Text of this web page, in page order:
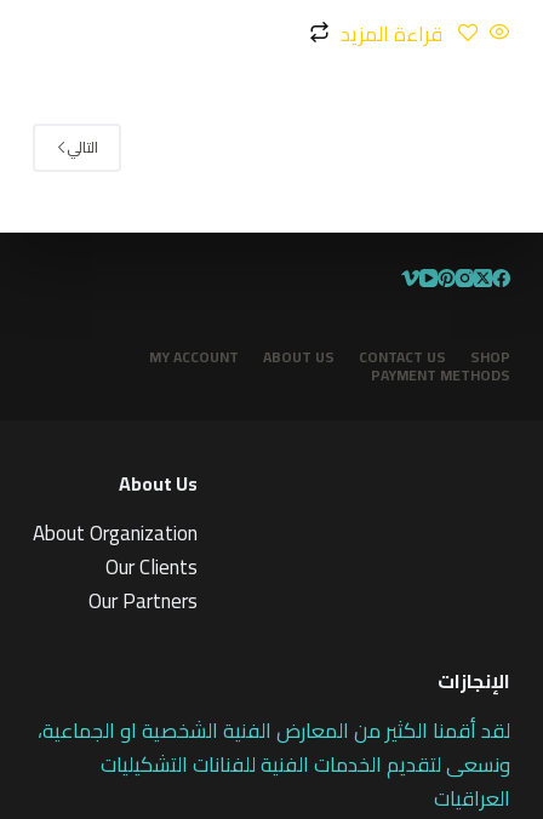
قراءة المزيد
التالي
SHOP
CONTACT US
ABOUT US
MY ACCOUNT
PAYMENT METHODS
About Us
About Organization
Our Clients
Our Partners
الإنجازات
لقد أقمنا الكثير من المعارض الفنية الشخصية او الجماعية،
ونسعى لتقديم الخدمات الفنية للفنانات التشكيليات
العراقيات